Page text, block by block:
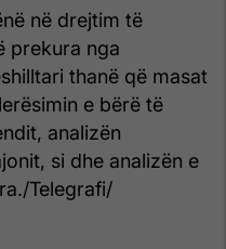
në drejtim të
prekura nga
thanë që masat
e bërë të
analizën
si dhe analizën e
Telegrafi/